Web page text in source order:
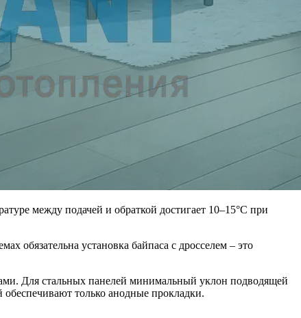
между подачей и обраткой достигает 10–15°C при
обязательна установка байпаса с дросселем – это
Для стальных панелей минимальный уклон подводящей
только анодные прокладки.